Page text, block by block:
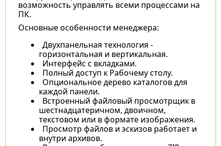
возможность управлять всеми процессами на
ПК.
Основные особенности менеджера:
Двухпанельная технология -
горизонтальная и вертикальная.
Интерфейс с вкладками.
Полный доступ к Рабочему столу.
Опциональное дерево каталогов для
каждой панели.
Встроенный файловый просмотрщик в
шестнадцатеричном, двоичном,
текстовом или в формате изображения.
Просмотр файлов и эскизов работает и
внутри архивов.